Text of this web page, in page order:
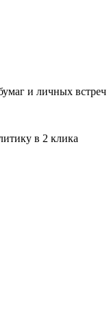
и личных встреч
в 2 клика